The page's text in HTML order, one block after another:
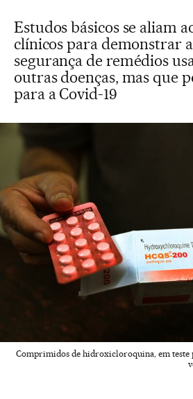
Estudos básicos se aliam
clínicos para demonstrar
segurança de remédios
outras doenças, mas que
para a Covid-19
Comprimidos de hidroxicloroquina, em teste